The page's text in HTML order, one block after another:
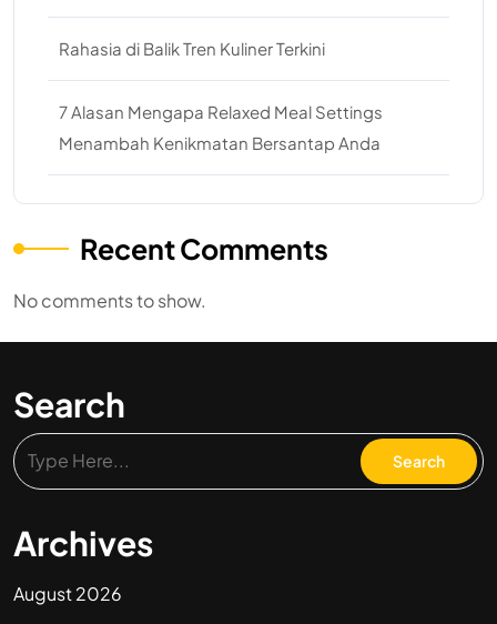
Rahasia di Balik Tren Kuliner Terkini
7 Alasan Mengapa Relaxed Meal Settings
Menambah Kenikmatan Bersantap Anda
Recent Comments
No comments to show.
Search
Archives
August 2026